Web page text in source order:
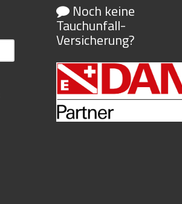
Noch keine
Tauchunfall-
Versicherung?